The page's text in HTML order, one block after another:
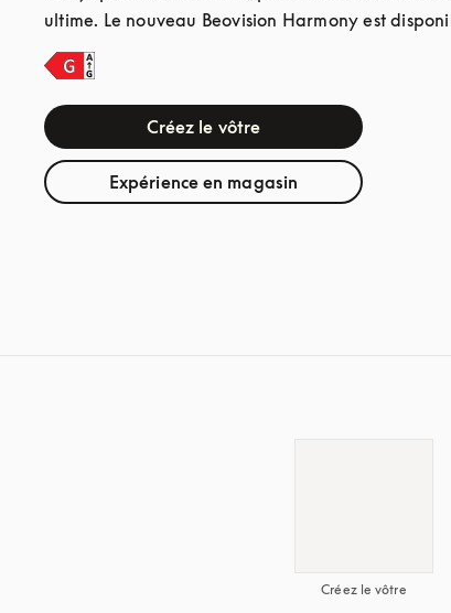
Créez le vôtre
Expérience en magasin
ultime. Le nouveau Beovision Harmony est
Créez le vôtre